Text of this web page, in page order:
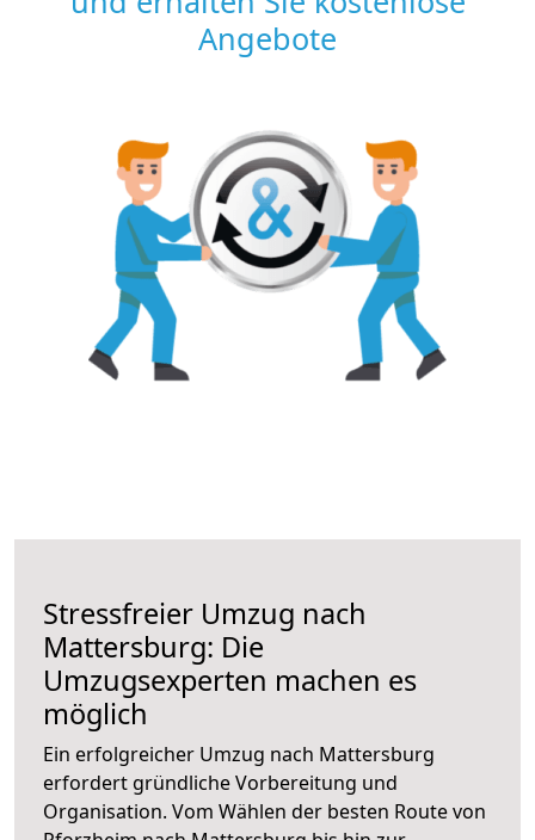
Angebote
Stressfreier Umzug nach
Mattersburg: Die
Umzugsexperten machen es
möglich
Ein erfolgreicher Umzug nach Mattersburg
erfordert gründliche Vorbereitung und
Organisation. Vom Wählen der besten Route von